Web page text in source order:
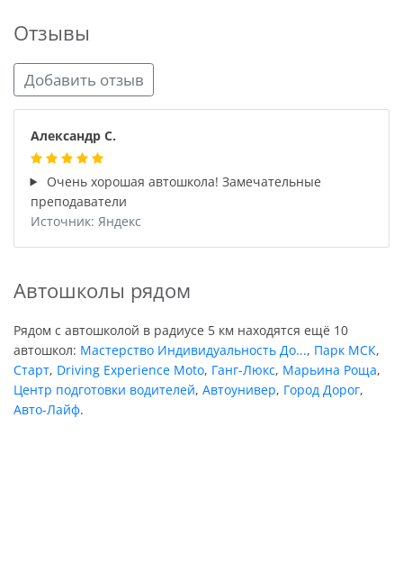
Отзывы
Добавить отзыв
Александр С.
Очень хорошая автошкола! Замечательные
преподаватели
Источник: Яндекс
Автошколы рядом
Рядом с автошколой в радиусе 5 км находятся ещё 10
автошкол: Мастерство Индивидуальность До..., Парк МСК,
Старт, Driving Experience Moto, Ганг-Люкс, Марьина Роща,
Центр подготовки водителей, Автоунивер, Город Дорог,
Авто-Лайф.